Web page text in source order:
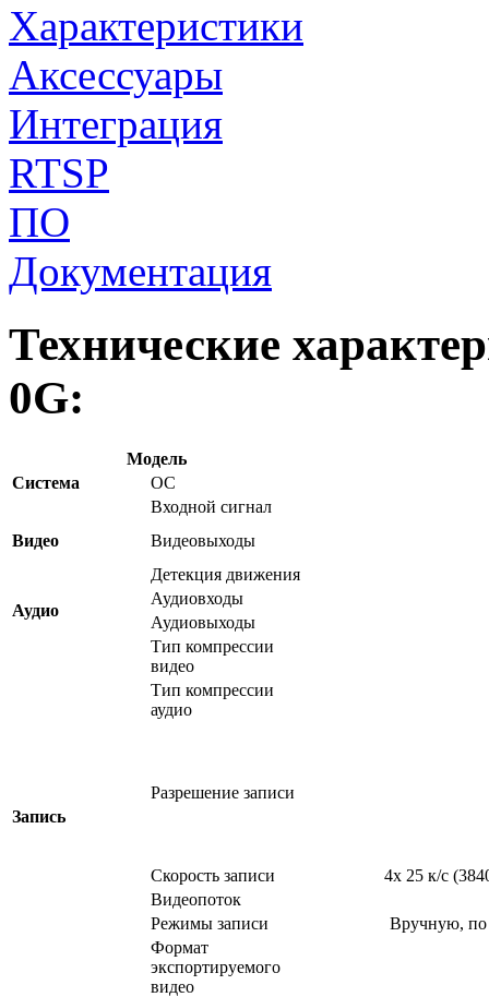
Характеристики
Аксессуары
Интеграция
RTSP
ПО
Документация
Технические
0G:
Модель
Система
ОС
Видео
Входной сигнал
Видеовыходы
Детекция движения
Аудио
Аудиовходы
Аудиовыходы
Запись
Тип компрессии
видео
Тип компрессии
аудио
Разрешение записи
Скорость записи
4x 25 к/с
Видеопоток
Режимы записи
Вручную, по
Формат
экспортируемого
видео